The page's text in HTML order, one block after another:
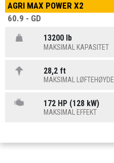
AGRI MAX POWER X2
60.9 - GD
13200 lb
MAKSIMAL KAPASITET
28,2 ft
MAKSIMAL LØFTEHØYDE
172 HP (128 kW)
MAKSIMAL EFFEKT